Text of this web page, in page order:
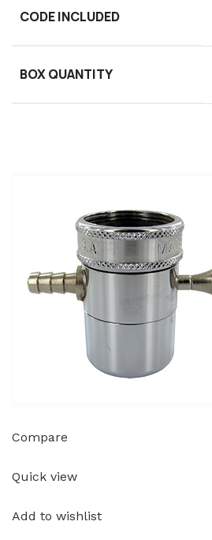
CODE INCLUDED
BOX QUANTITY
Compare
Quick view
Add to wishlist